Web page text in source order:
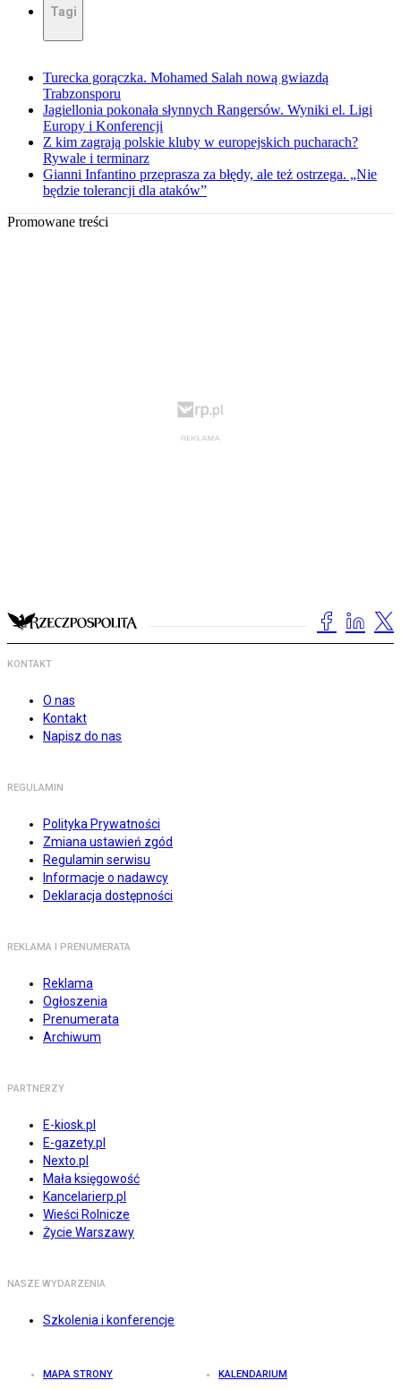
Tagi
Turecka gorączka. Mohamed Salah nową gwiazdą
Trabzonsporu
Jagiellonia pokonała słynnych Rangersów. Wyniki el. Ligi
Europy i Konferencji
Z kim zagrają polskie kluby w europejskich pucharach?
Rywale i terminarz
Gianni Infantino przeprasza za błędy, ale też ostrzega. „Nie
będzie tolerancji dla ataków”
Promowane treści
KONTAKT
O nas
Kontakt
Napisz do nas
REGULAMIN
Polityka Prywatności
Zmiana ustawień zgód
Regulamin serwisu
Informacje o nadawcy
Deklaracja dostępności
REKLAMA I PRENUMERATA
Reklama
Ogłoszenia
Prenumerata
Archiwum
PARTNERZY
E-kiosk.pl
E-gazety.pl
Nexto.pl
Mała księgowość
Kancelarierp.pl
Wieści Rolnicze
Życie Warszawy
NASZE WYDARZENIA
Szkolenia i konferencje
MAPA STRONY KALENDARIUM